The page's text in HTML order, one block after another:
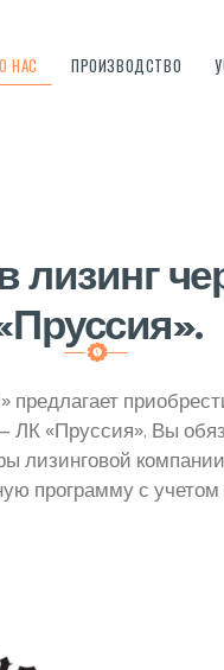
О НАС ПРОИЗВОДСТВО
«Пруссия». Вы
лизинговой
программу с